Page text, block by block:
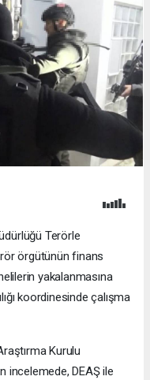
Terörle
örgütünün finans
yakalanmasına
koordinesinde çalışma
Kurulu
incelemede, DEAŞ ile